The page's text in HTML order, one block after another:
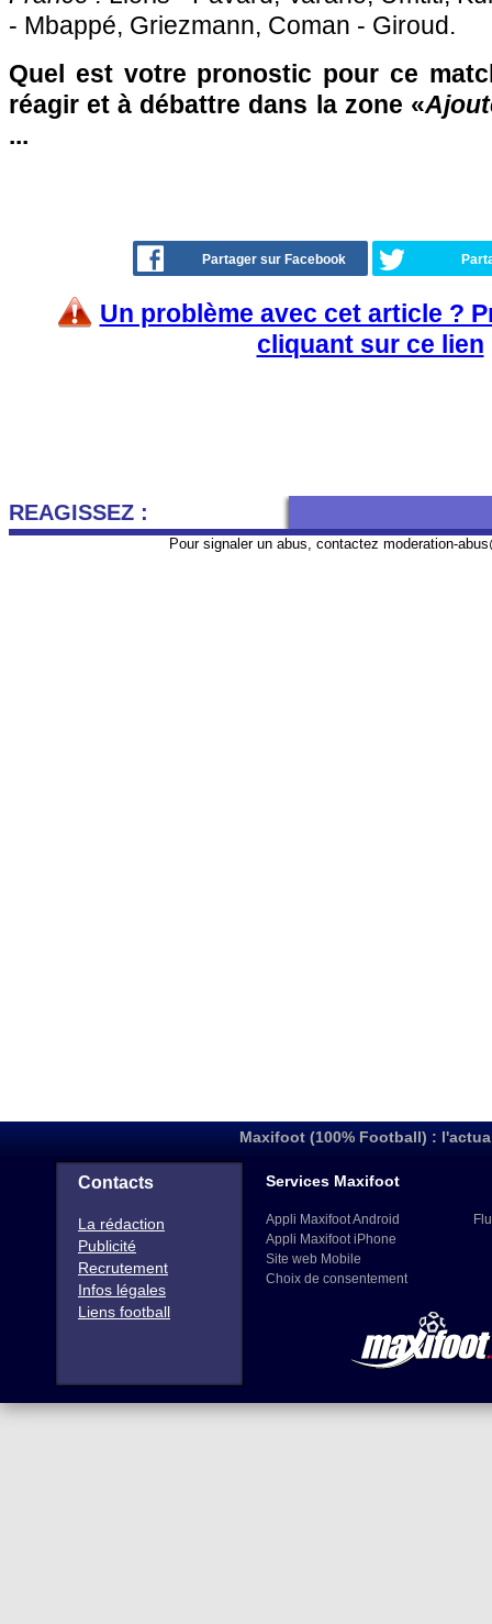
- Mbappé, Griezmann, Coman - Giroud.
Quel est votre pronostic pour ce
réagir et à débattre dans la zone «
...
Partager sur Facebook
Un problème avec cet article ?
cliquant sur ce lien
REAGISSEZ :
Pour signaler un abus, contactez moderation-
Maxifoot (100% Football) :
Contacts
La rédaction
Publicité
Recrutement
Infos légales
Liens football
Services Maxifoot
Appli Maxifoot Android
Appli Maxifoot iPhone
Site web Mobile
Choix de consentement